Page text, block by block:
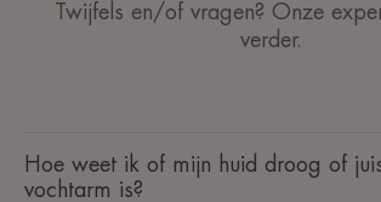
Twijfels en/of vragen? Onze
verder.
Hoe weet ik of mijn huid droog of
vochtarm is?